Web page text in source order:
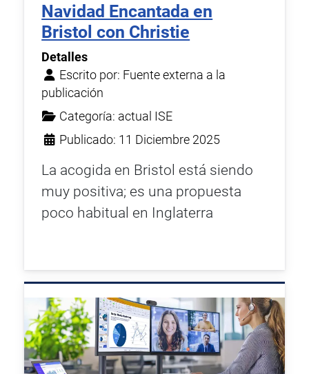
Navidad Encantada en
Bristol con Christie
Detalles
Escrito por: Fuente externa a la
publicación
Categoría: actual ISE
Publicado: 11 Diciembre 2025
La acogida en Bristol está siendo
muy positiva; es una propuesta
poco habitual en Inglaterra